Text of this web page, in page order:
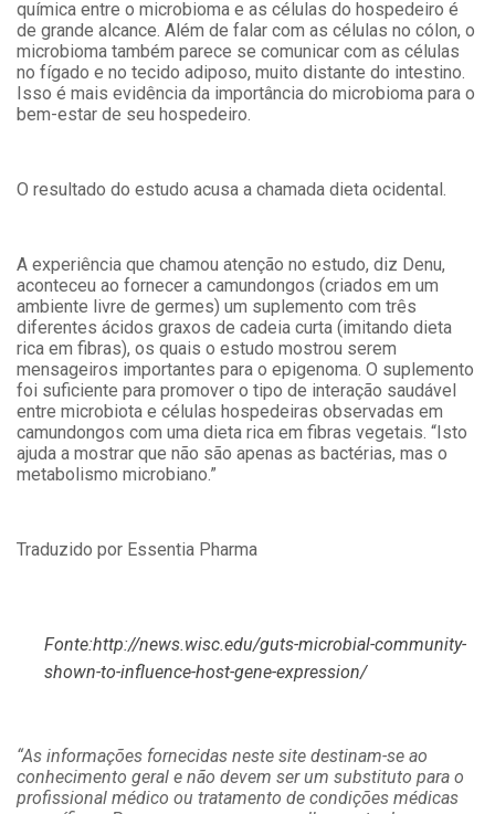
química entre o microbioma e as células do hospedeiro é
de grande alcance. Além de falar com as células no cólon, o
microbioma também parece se comunicar com as células
no fígado e no tecido adiposo, muito distante do intestino.
Isso é mais evidência da importância do microbioma para o
bem-estar de seu hospedeiro.
O resultado do estudo acusa a chamada dieta ocidental.
A experiência que chamou atenção no estudo, diz Denu,
aconteceu ao fornecer a camundongos (criados em um
ambiente livre de germes) um suplemento com três
diferentes ácidos graxos de cadeia curta (imitando dieta
rica em fibras), os quais o estudo mostrou serem
mensageiros importantes para o epigenoma. O suplemento
foi suficiente para promover o tipo de interação saudável
entre microbiota e células hospedeiras observadas em
camundongos com uma dieta rica em fibras vegetais. “Isto
ajuda a mostrar que não são apenas as bactérias, mas o
metabolismo microbiano.”
Traduzido por Essentia Pharma
Fonte:http://news.wisc.edu/guts-microbial-community-
shown-to-influence-host-gene-expression/
“As informações fornecidas neste site destinam-se ao
conhecimento geral e não devem ser um substituto para o
profissional médico ou tratamento de condições médicas